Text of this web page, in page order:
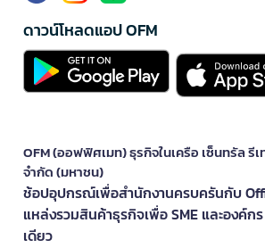
เลือกซื้อของตกแต่งตามเทศกาลคุณภาพสูงกับ
สินค้า บริการจัดส่งฟรีทั่วไทย* และติดตามโปรโมชั่นพิ
https://www.ofm.co.th/discount-coupon
*เงื่อนไขเป็นไปตามที่บริษัทฯ กำหนด
ดาวน์โหลดแอป OFM
OFM (ออฟฟิศเมท) ธุรกิจในเครือ เซ็นทรัล รี
จำกัด (มหาชน)
ช้อปอุปกรณ์เพื่อสำนักงานครบครันกับ
แหล่งรวมสินค้าธุรกิจเพื่อ SME และองค์ก
เดียว